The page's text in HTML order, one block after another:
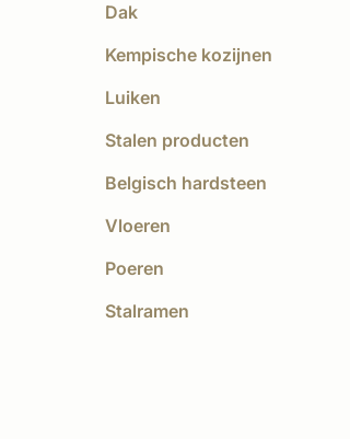
Dak
Kempische kozijnen
Luiken
Stalen producten
Belgisch hardsteen
Vloeren
Poeren
Stalramen